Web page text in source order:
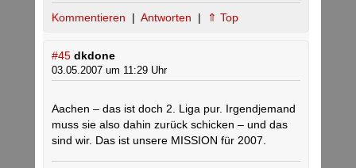
Kommentieren | Antworten | ⇑ Top
#45 dkdone
03.05.2007 um 11:29 Uhr
Aachen – das ist doch 2. Liga pur. Irgendjemand
muss sie also dahin zurück schicken – und das
sind wir. Das ist unsere MISSION für 2007.